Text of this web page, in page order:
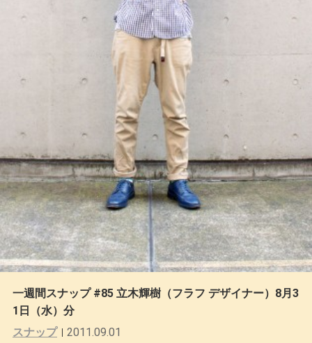
一週間スナップ #85 立木輝樹（フラフ デザイナー）8月3
1日（水）分
スナップ
2011.09.01